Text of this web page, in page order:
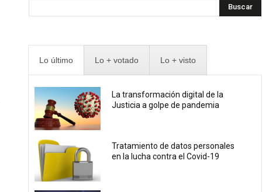
Buscar
Lo último Lo + votado Lo + visto
La transformación digital de la
Justicia a golpe de pandemia
Tratamiento de datos personales
en la lucha contra el Covid-19